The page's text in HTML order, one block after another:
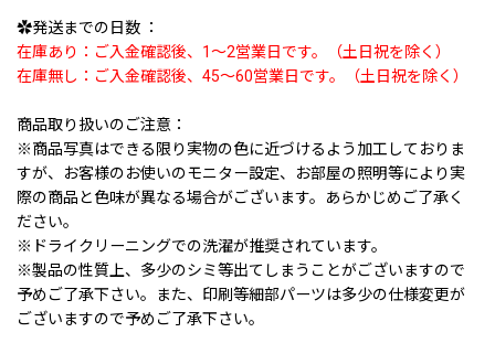
✿発送までの日数 ：
在庫あり：ご入金確認後、1〜2営業日です。（土日祝を除く）
在庫無し：ご入金確認後、45〜60営業日です。（土日祝を除く）
商品取り扱いのご注意：
※商品写真はできる限り実物の色に近づけるよう加工しておりま
すが、お客様のお使いのモニター設定、お部屋の照明等により実
際の商品と色味が異なる場合がございます。あらかじめご了承く
ださい。
※ドライクリーニングでの洗濯が推奨されています。
※製品の性質上、多少のシミ等出てしまうことがございますので
予めご了承下さい。また、印刷等細部パーツは多少の仕様変更が
ございますので予めご了承下さい。